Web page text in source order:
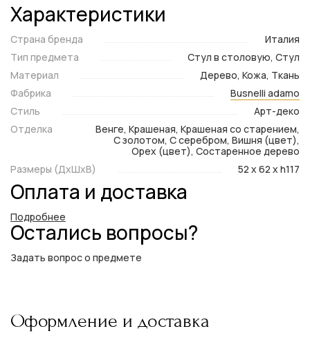
Характеристики
Страна бренда
Италия
Тип предмета
Стул в столовую, Стул
Материал
Дерево, Кожа, Ткань
Фабрика
Busnelli adamo
Стиль
Арт-деко
Отделка
Венге, Крашеная, Крашеная со старением,
С золотом, С серебром, Вишня (цвет),
Орех (цвет), Состаренное дерево
Размеры (ДxШxВ)
52 x 62 x h117
Оплата и доставка
Подробнее
Остались вопросы?
Задать вопрос о предмете
Оформление и доставка